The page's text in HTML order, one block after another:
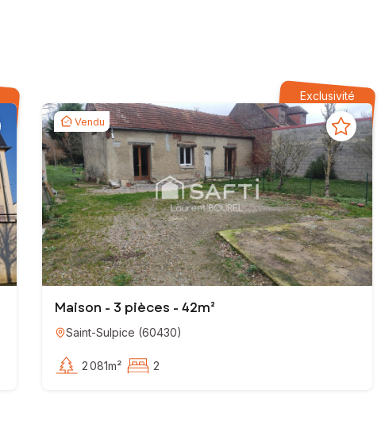
Exclusivité
Vendu
Maison - 3 pièces - 42m²
Saint-Sulpice (60430)
2 081m² 2